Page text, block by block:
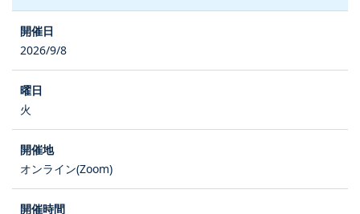
2026/9/8
火
オンライン(Zoom)